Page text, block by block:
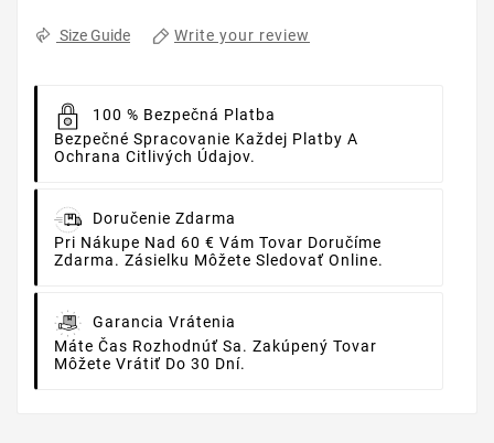
Size Guide Write your review
100 % Bezpečná Platba
Bezpečné Spracovanie Každej Platby A
Ochrana Citlivých Údajov.
Doručenie Zdarma
Pri Nákupe Nad 60 € Vám Tovar Doručíme
Zdarma. Zásielku Môžete Sledovať Online.
Garancia Vrátenia
Máte Čas Rozhodnúť Sa. Zakúpený Tovar
Môžete Vrátiť Do 30 Dní.